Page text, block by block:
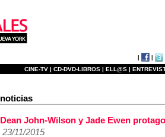
CINE-TV | CD-DVD-LIBROS | ELL@S |
noticias
Dean John-Wilson y Jade Ewen
23/11/2015